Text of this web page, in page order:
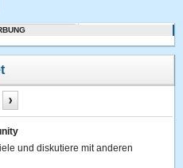
und diskutiere mit anderen